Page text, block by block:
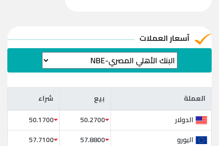
آسعار العملات
العملة بيع شراء العملة بيع
شراء
الدولار
50.2700
50.1700
اليورو
57.8800
57.7100